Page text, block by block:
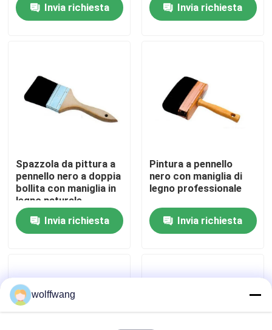
Prodotti
Fatory Tour
Contattaci
notizie
Pennello per la casa
Invia richiesta
Invia richiesta
Spazzola da pittura a
pennello nero a doppia
bollita con maniglia in
legno naturale
Invia richiesta
Pintura a pennello
nero con maniglia di
legno professionale
Invia richiesta
wolffwang